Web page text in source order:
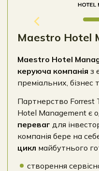
Maestro Hotel
Maestro Hotel
керуюча компанія з
преміальних, бізнес
Партнерство Forrest
Hotel Management є
переваг для
компанія бере на
цикл майбутнього
створення